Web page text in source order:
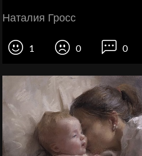
Наталия Гросс
1 0 0